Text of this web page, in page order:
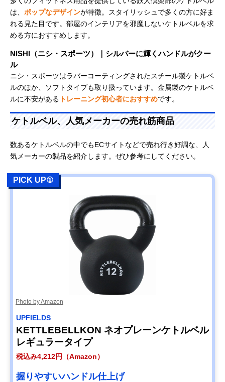
は、 ポップなデザインが特徴。スタイリッシュで多くの方に好ま
れる見た目です。部屋のインテリアを邪魔しないケトルベルを求
める方におすすめします。
NISHI（ニシ・スポーツ）｜シルバーに輝くハンドルがクー
ル
ニシ・スポーツはラバーコーティングされたスチール製ケトルベ
ルのほか、ソフトタイプも取り扱っています。金属製のケトルベ
ルに不安がある トレーニング初心者におすすめです。
ケトルベル、人気メーカーの売れ筋商品
数あるケトルベルの中でもECサイトなどで売れ行き好調な、人
気メーカーの製品を紹介します。ぜひ参考にしてください。
PICK UP①
Photo by Amazon
UPFIELDS
KETTLEBELLKON ネオプレーンケトルベル
レギュラータイプ
税込み4,212円（Amazon）
握りやすいハンドル仕上げ